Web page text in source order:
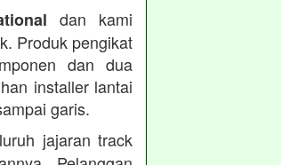
dan kami
Produk pengikat
dan dua
installer lantai
garis.
jajaran track